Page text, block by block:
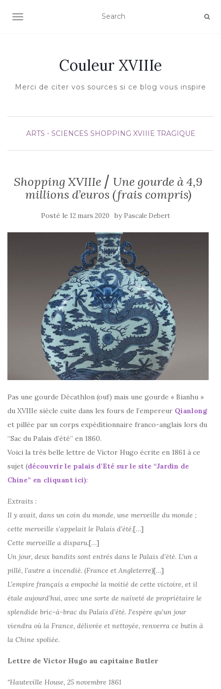
AFFICHER/MASQUER LA NAVIGATION
Couleur XVIIIe
Merci de citer vos sources si ce blog vous inspire
ARTS - SCIENCES SHOPPING XVIIIE TRAGIQUE
Shopping XVIIIe ⎢ Une gourde à 4,9
millions d’euros (frais compris)
Posté le 12 mars 2020 by Pascale Debert
Pas une gourde Décathlon (ouf) mais une gourde « Bianhu »
du XVIIIe siècle cuite dans les fours de l’empereur Qianlong
et pillée par un corps expéditionnaire franco-anglais lors du
“Sac du Palais d’été” en 1860.
Voici la très belle lettre de Victor Hugo écrite en 1861 à ce
sujet (découvrir le palais d’Eté sur le site “Jardin de
Chine” en cliquant ici):
Extraits :
Il y avait, dans un coin du monde, une merveille du monde ;
cette merveille s’appelait le Palais d’été.[…]
Cette merveille a disparu.[…]
Un jour, deux bandits sont entrés dans le Palais d’été. L’un a
pillé, l’autre a incendié. (France et Angleterre)[…]
L’empire français a empoché la moitié de cette victoire, et il
étale aujourd’hui, avec une sorte de naïveté de propriétaire le
splendide bric-à-brac du Palais d’été. J’espère qu’un jour
viendra où la France, délivrée et nettoyée, renverra ce butin à
la Chine spoliée.
Lettre de Victor Hugo au capitaine Butler
“Hauteville House, 25 novembre 1861